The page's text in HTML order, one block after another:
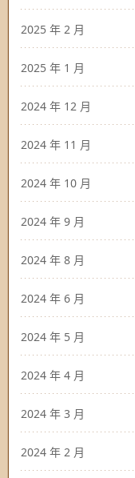
2025 年 2 月
2025 年 1 月
2024 年 12 月
2024 年 11 月
2024 年 10 月
2024 年 9 月
2024 年 8 月
2024 年 6 月
2024 年 5 月
2024 年 4 月
2024 年 3 月
2024 年 2 月